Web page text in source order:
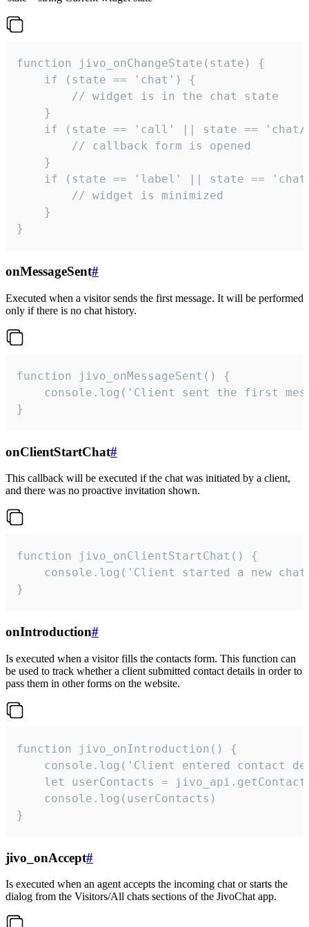
function jivo_onChangeState(state) {
    if (state == 'chat') {
        // widget is in the chat state
    }
if (state == 'call' || state ==
        // callback form is opened
    }
if (state == 'label' || state ==
        // widget is minimized
    }
}
onMessageSent#
Executed when a visitor sends the first message. It will be performed
only if there is no chat history.
function jivo_onMessageSent() {
console.log('Client sent the first
}
onClientStartChat#
This callback will be executed if the chat was initiated by a client,
and there was no proactive invitation shown.
function jivo_onClientStartChat() {
console.log('Client started a new
}
onIntroduction#
Is executed when a visitor fills the contacts form. This function can
be used to track whether a client submitted contact details in order to
pass them in other forms on the website.
function jivo_onIntroduction() {
console.log('Client entered contact
let userContacts =
    console.log(userContacts)
}
jivo_onAccept#
Is executed when an agent accepts the incoming chat or starts the
dialog from the Visitors/All chats sections of the JivoChat app.